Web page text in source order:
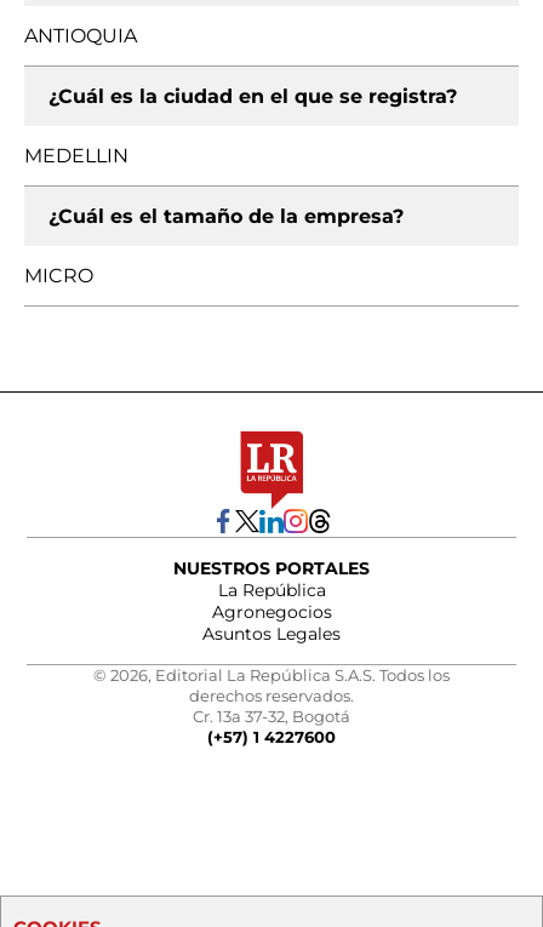
ANTIOQUIA
¿Cuál es la ciudad en el que se registra?
MEDELLIN
¿Cuál es el tamaño de la empresa?
MICRO
NUESTROS PORTALES
La República
Agronegocios
Asuntos Legales
© 2026, Editorial La República S.A.S. Todos los
derechos reservados.
Cr. 13a 37-32, Bogotá
(+57) 1 4227600